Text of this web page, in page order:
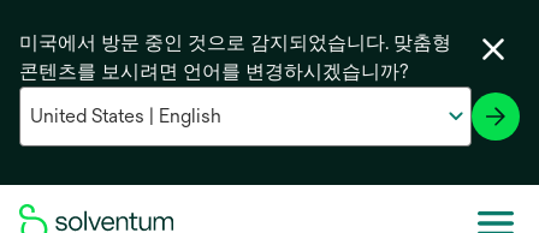
미국에서 방문 중인 것으로 감지되었습니다. 맞춤형
콘텐츠를 보시려면 언어를 변경하시겠습니까?